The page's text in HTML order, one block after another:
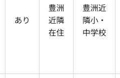
あり
豊洲
近隣
在住
豊洲近
隣小・
中学校